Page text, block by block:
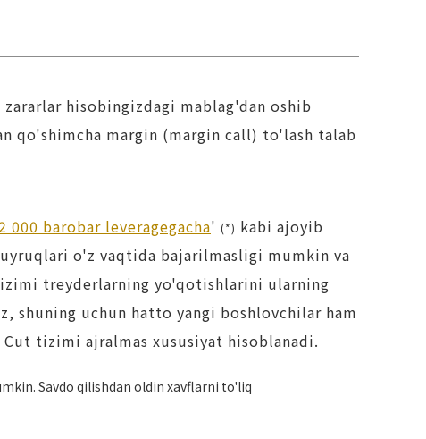
hisobingizdagi mablag'dan oshib
qo'shimcha margin (margin call) to'lash talab
000 barobar leveragegacha' (*) kabi ajoyib
o'z vaqtida bajarilmasligi mumkin va
treyderlarning yo'qotishlarini ularning
shuning uchun hatto yangi boshlovchilar ham
tizimi ajralmas xususiyat hisoblanadi.
Savdo qilishdan oldin xavflarni to'liq